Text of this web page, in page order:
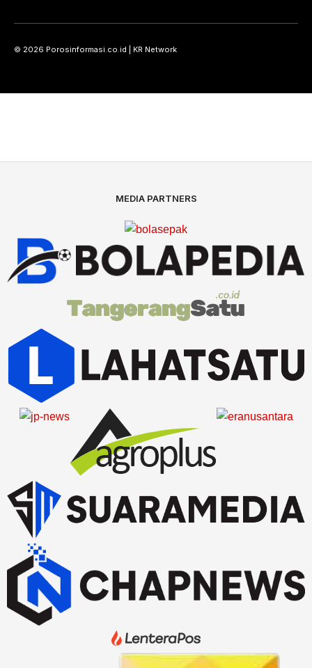
© 2026 Porosinformasi.co.id | KR Network
MEDIA PARTNERS